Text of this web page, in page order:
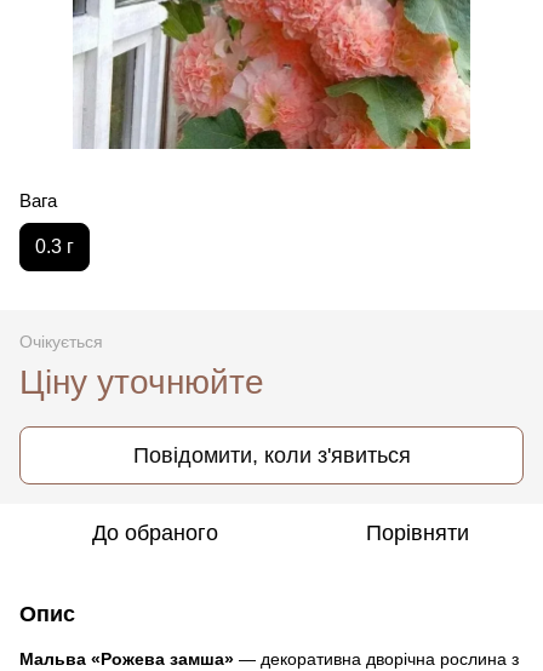
Вага
0.3 г
Очікується
Ціну уточнюйте
Повідомити, коли з'явиться
До обраного Порівняти
Опис
Мальва «Рожева замша» — декоративна дворічна рослина з